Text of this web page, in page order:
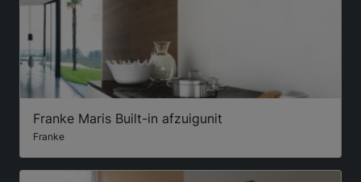
Franke Maris Built-in afzuigunit
Franke